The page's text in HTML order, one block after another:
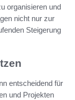
organisieren und
nicht nur zur
Steigerung
entscheidend für
und Projekten